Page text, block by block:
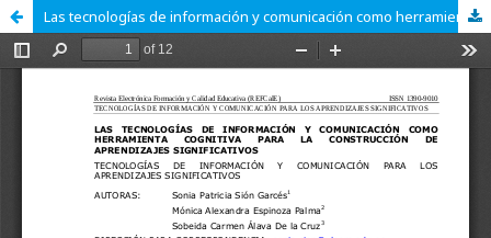
Las tecnologías de información y comunicación como herramienta cognitiva para la construcción de aprendizajes significativos